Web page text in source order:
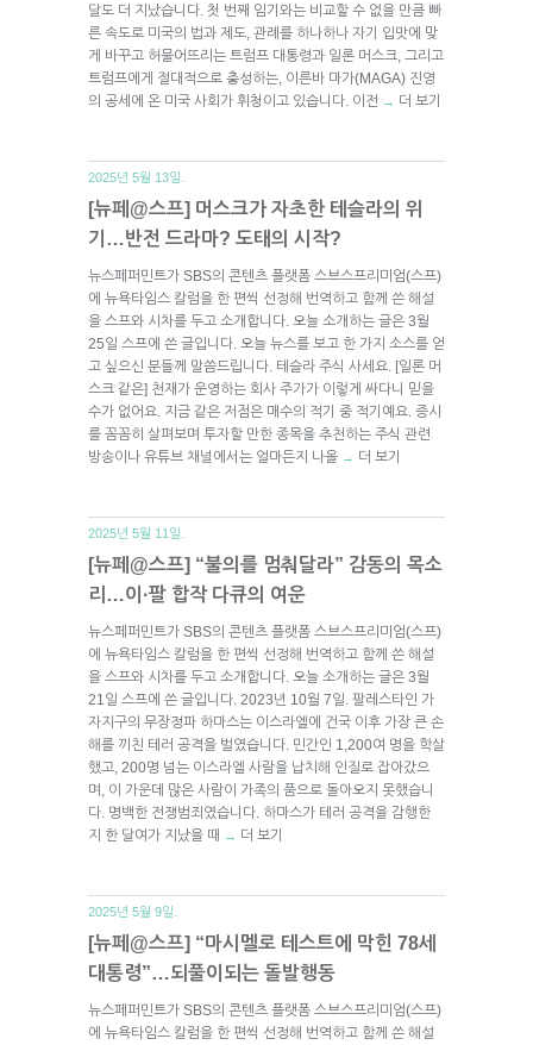
달도 더 지났습니다. 첫 번째 임기와는 비교할 수 없을 만큼 빠
른 속도로 미국의 법과 제도, 관례를 하나하나 자기 입맛에 맞
게 바꾸고 허물어뜨리는 트럼프 대통령과 일론 머스크, 그리고
트럼프에게 절대적으로 충성하는, 이른바 마가(MAGA) 진영
의 공세에 온 미국 사회가 휘청이고 있습니다. 이전 → 더 보기
2025년 5월 13일.
[뉴페@스프] 머스크가 자초한 테슬라의 위
기…반전 드라마? 도태의 시작?
뉴스페퍼민트가 SBS의 콘텐츠 플랫폼 스브스프리미엄(스프)
에 뉴욕타임스 칼럼을 한 편씩 선정해 번역하고 함께 쓴 해설
을 스프와 시차를 두고 소개합니다. 오늘 소개하는 글은 3월
25일 스프에 쓴 글입니다. 오늘 뉴스를 보고 한 가지 소스를 얻
고 싶으신 분들께 말씀드립니다. 테슬라 주식 사세요. [일론 머
스크 같은] 천재가 운영하는 회사 주가가 이렇게 싸다니 믿을
수가 없어요. 지금 같은 저점은 매수의 적기 중 적기예요. 증시
를 꼼꼼히 살펴보며 투자할 만한 종목을 추천하는 주식 관련
방송이나 유튜브 채널에서는 얼마든지 나올 → 더 보기
2025년 5월 11일.
[뉴페@스프] “불의를 멈춰달라” 감동의 목소
리…이·팔 합작 다큐의 여운
뉴스페퍼민트가 SBS의 콘텐츠 플랫폼 스브스프리미엄(스프)
에 뉴욕타임스 칼럼을 한 편씩 선정해 번역하고 함께 쓴 해설
을 스프와 시차를 두고 소개합니다. 오늘 소개하는 글은 3월
21일 스프에 쓴 글입니다. 2023년 10월 7일. 팔레스타인 가
자지구의 무장정파 하마스는 이스라엘에 건국 이후 가장 큰 손
해를 끼친 테러 공격을 벌였습니다. 민간인 1,200여 명을 학살
했고, 200명 넘는 이스라엘 사람을 납치해 인질로 잡아갔으
며, 이 가운데 많은 사람이 가족의 품으로 돌아오지 못했습니
다. 명백한 전쟁범죄였습니다. 하마스가 테러 공격을 감행한
지 한 달여가 지났을 때 → 더 보기
2025년 5월 9일.
[뉴페@스프] “마시멜로 테스트에 막힌 78세
대통령”…되풀이되는 돌발행동
뉴스페퍼민트가 SBS의 콘텐츠 플랫폼 스브스프리미엄(스프)
에 뉴욕타임스 칼럼을 한 편씩 선정해 번역하고 함께 쓴 해설